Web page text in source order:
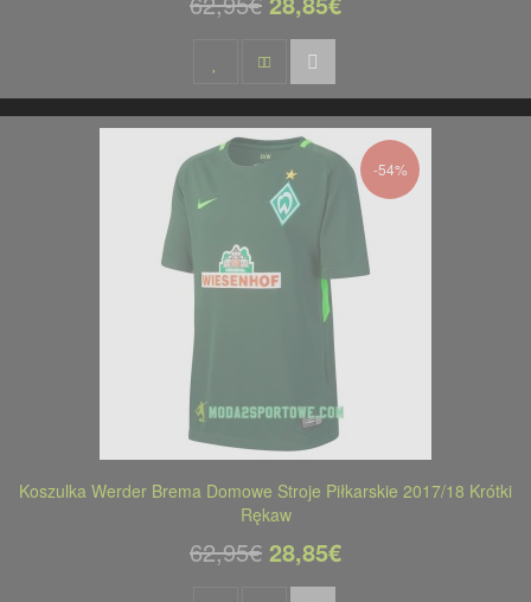
-54%
Koszulka Werder Brema Domowe Stroje Piłkarskie 2017/18 Krótki
Rękaw
62,95€ 28,85€